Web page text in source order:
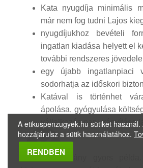
Kata nyugdíja minimális
már nem fog tudni Lajos
nyugdíjukhoz bevételi
ingatlan kiadása helyett el
további rendszeres
egy újabb ingatlanpiaci
sodorhatja az időskori
Katával is történhet
ápolása, gyógyulása
vállalkozás napi irányítása
Ez csak néhány gyors
A etikuspenzugyek.hu sütiket
hozzájárulsz a sütik használatához.
RENDBEN